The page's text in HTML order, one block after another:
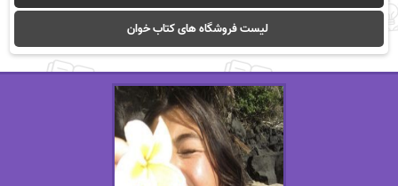
لیست فروشگاه های کتاب خوان